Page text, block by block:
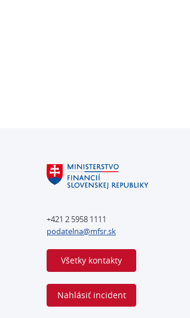
+421 2 5958 1111
podatelna@mfsr.sk
Všetky kontakty
Nahlásiť incident